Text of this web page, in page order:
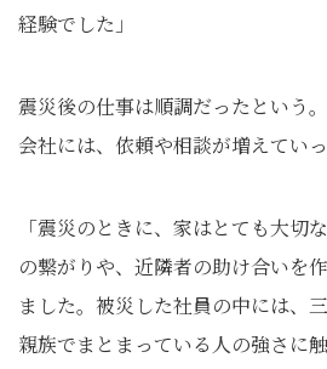
経験でした」
震災後の仕事は順調だったという
会社には、依頼や相談が増えていっ
「震災のときに、家はとても大切
の繋がりや、近隣者の助け合いを
ました。被災した社員の中には、
親族でまとまっている人の強さに